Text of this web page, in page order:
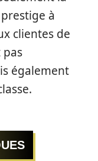
à
clientes de
également